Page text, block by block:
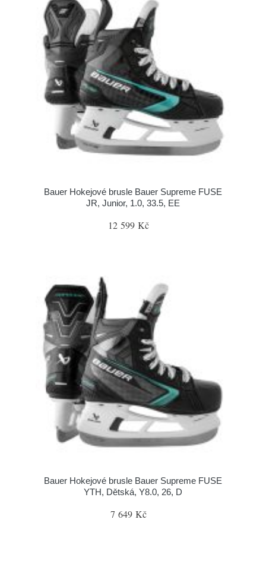
Bauer Hokejové brusle Bauer Supreme FUSE
JR, Junior, 1.0, 33.5, EE
12 599 Kč
Bauer Hokejové brusle Bauer Supreme FUSE
YTH, Dětská, Y8.0, 26, D
7 649 Kč